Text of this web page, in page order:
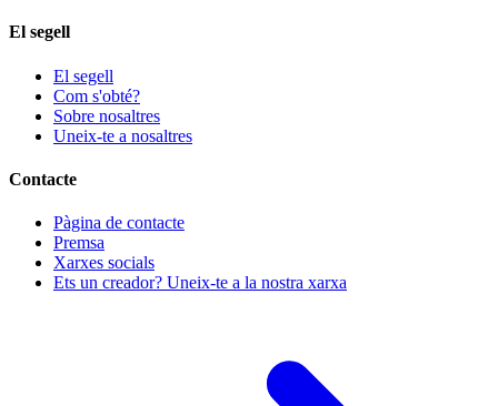
El segell
El segell
Com s'obté?
Sobre nosaltres
Uneix-te a nosaltres
Contacte
Pàgina de contacte
Premsa
Xarxes socials
Ets un creador? Uneix-te a la nostra xarxa